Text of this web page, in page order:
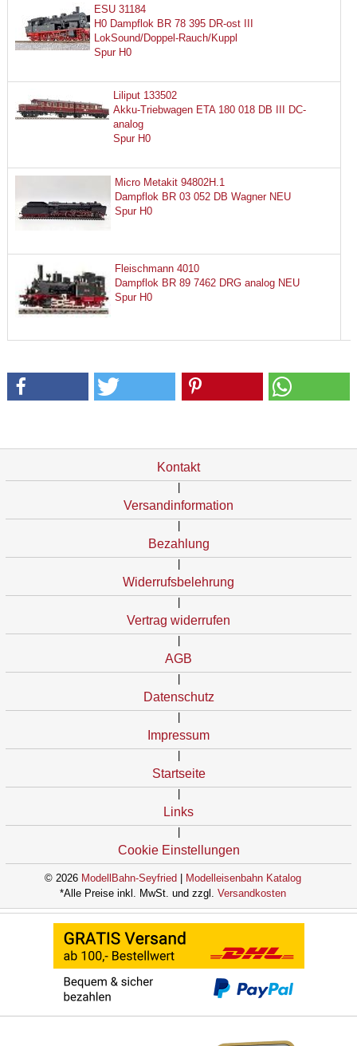
ESU 31184
H0 Dampflok BR 78 395 DR-ost III
LokSound/Doppel-Rauch/Kuppl
Spur H0
Liliput 133502
Akku-Triebwagen ETA 180 018 DB III DC-
analog
Spur H0
Micro Metakit 94802H.1
Dampflok BR 03 052 DB Wagner NEU
Spur H0
Fleischmann 4010
Dampflok BR 89 7462 DRG analog NEU
Spur H0
Kontakt
Versandinformation
Bezahlung
Widerrufsbelehrung
Vertrag widerrufen
AGB
Datenschutz
Impressum
Startseite
Links
Cookie Einstellungen
© 2026 ModellBahn-Seyfried
Modelleisenbahn Katalog
*Alle Preise inkl. MwSt. und zzgl. Versandkosten